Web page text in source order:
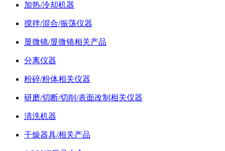
加热/冷却机器
搅拌/混合/振荡仪器
显微镜/显微镜相关产品
分离仪器
粉碎/粉体相关仪器
研磨/切断/切削/表面改制相关仪器
清洗机器
干燥器具/相关产品